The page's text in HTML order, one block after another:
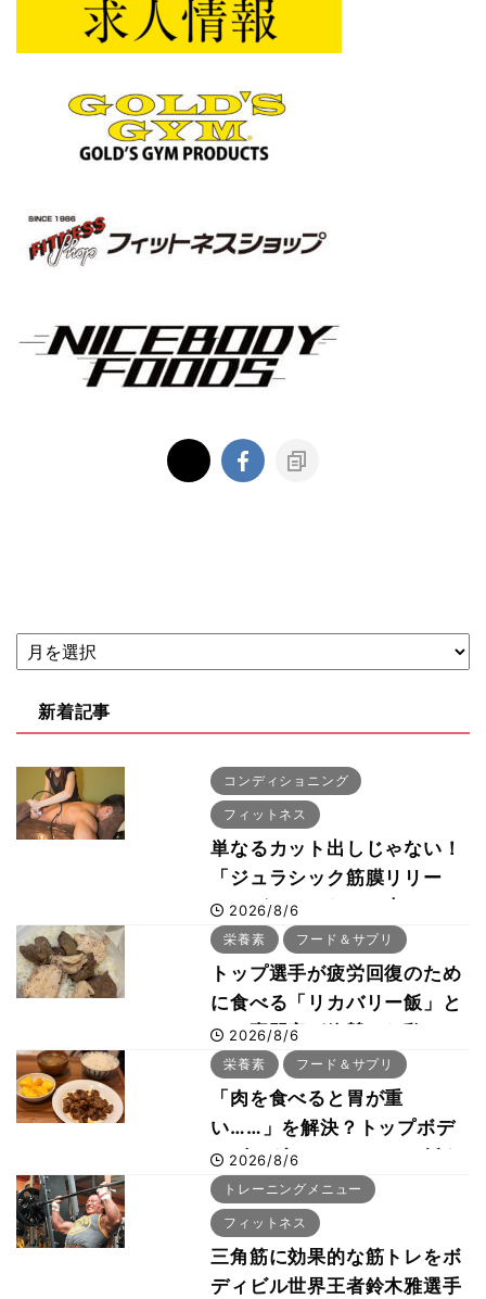
新着記事
コンディショニング
フィットネス
単なるカット出しじゃない！
「ジュラシック筋膜リリー
ス」が口コミだけで大ヒット
した納得の理由 木澤大祐が
解説
2026/8/6
栄養素 フード＆サプリ
トップ選手が疲労回復のため
に食べる「リカバリー飯」と
は？専門家が絶賛した鶏レバ
ー活用法
2026/8/6
栄養素 フード＆サプリ
「肉を食べると胃が重
い……」を解決？トップボデ
ィビルダーのリカバリー飯を
専門家がロジカル解説
2026/8/6
トレーニングメニュー
フィットネス
三角筋に効果的な筋トレをボ
ディビル世界王者鈴木雅選手